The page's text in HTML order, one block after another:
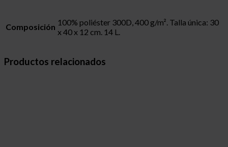
Composición 100% poliéster 300D, 400 g/m². Talla única: 30
x 40 x 12 cm. 14 L.
Productos relacionados